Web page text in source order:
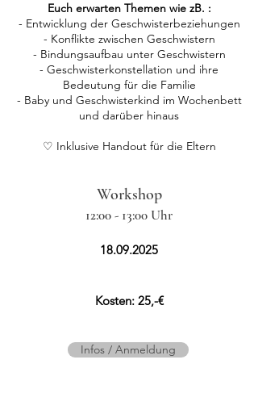
Euch erwarten Themen wie zB. :
- Entwicklung der Geschwisterbeziehungen
- Konflikte zwischen Geschwistern
- Bindungsaufbau unter Geschwistern
- Geschwisterkonstellation und ihre
Bedeutung für die Familie
- Baby und Geschwisterkind im Wochenbett
und darüber hinaus
♡ Inklusive Handout für die Eltern
Workshop
12:00 - 13:00 Uhr
18.09.2025
Kosten: 25,-€
Infos / Anmeldung